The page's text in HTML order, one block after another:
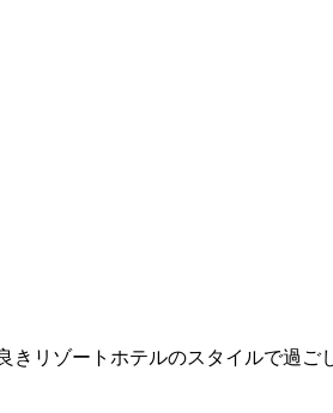
リゾートホテルのスタイルで過ご